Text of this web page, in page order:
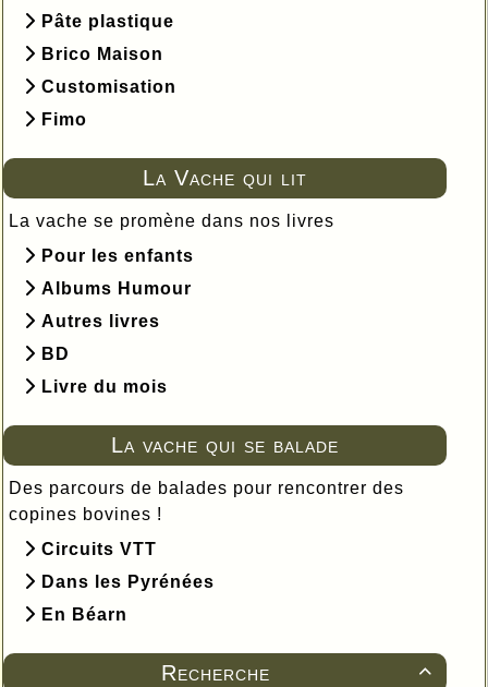
Pâte plastique
Brico Maison
Customisation
Fimo
La Vache qui lit
La vache se promène dans nos livres
Pour les enfants
Albums Humour
Autres livres
BD
Livre du mois
La vache qui se balade
Des parcours de balades pour rencontrer des
copines bovines !
Circuits VTT
Dans les Pyrénées
En Béarn

Recherche